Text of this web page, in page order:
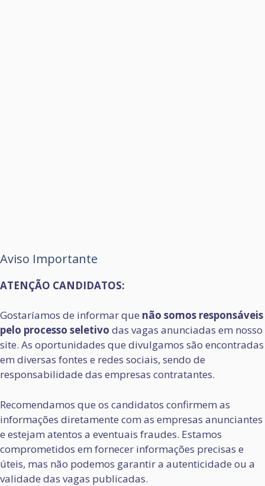
Aviso Importante
ATENÇÃO CANDIDATOS:
Gostaríamos de informar que não somos responsáveis
pelo processo seletivo das vagas anunciadas em nosso
site. As oportunidades que divulgamos são encontradas
em diversas fontes e redes sociais, sendo de
responsabilidade das empresas contratantes.
Recomendamos que os candidatos confirmem as
informações diretamente com as empresas anunciantes
e estejam atentos a eventuais fraudes. Estamos
comprometidos em fornecer informações precisas e
úteis, mas não podemos garantir a autenticidade ou a
validade das vagas publicadas.